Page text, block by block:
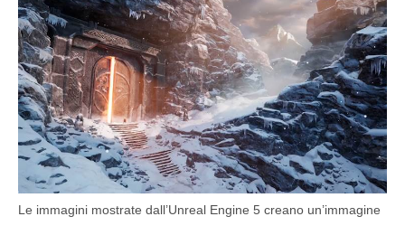
Le immagini mostrate dall’Unreal Engine 5 creano un’immagine